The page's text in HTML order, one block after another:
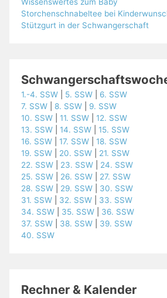
Wissenswertes zum Baby
Storchenschnabeltee bei
Stützgurt in der Schwangerschaft
1.-4. SSW 5. SSW
6. SSW
7. SSW
8. SSW
9. SSW
10. SSW |11. SSW |12. SSW
13. SSW |14. SSW |15. SSW
16. SSW |17. SSW |18. SSW
19. SSW
20. SSW
21. SSW
22. SSW
23. SSW
24. SSW
25. SSW
26. SSW
27. SSW
28. SSW
29. SSW
30. SSW
31. SSW
32. SSW
33. SSW
34. SSW
35. SSW
36. SSW
37. SSW
38. SSW
39. SSW
40. SSW
Rechner & Kalender